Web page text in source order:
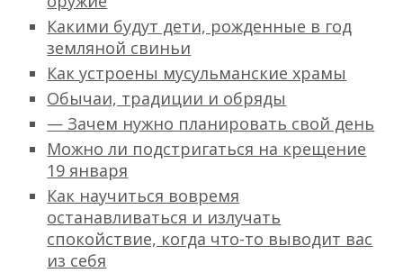
Какими будут дети, рожденные в год
земляной свиньи
Как устроены мусульманские храмы
Обычаи, традиции и обряды
— Зачем нужно планировать свой день
Можно ли подстригаться на крещение
19 января
Как научиться вовремя
останавливаться и излучать
спокойствие, когда что-то выводит вас
из себя